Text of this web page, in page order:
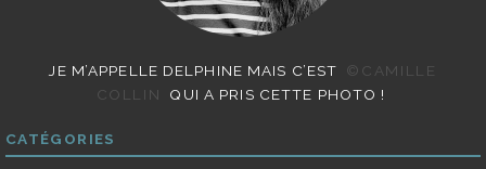
JE M’APPELLE DELPHINE MAIS C’EST
©CAMILLE
COLLIN
QUI A PRIS CETTE PHOTO !
CATÉGORIES